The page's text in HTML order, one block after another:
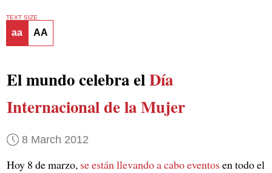
TEXT SIZE
aa AA
El mundo celebra elDía
Internacional de la Mujer
8 March 2012
Hoy 8 de marzo, se están llevando a cabo eventosen todo el